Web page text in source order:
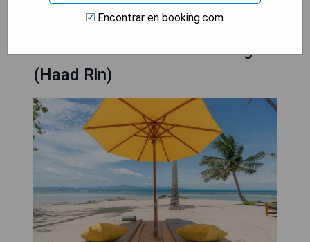
Princess Paradise Koh Phangan
(Haad Rin)
Encontrar en booking.com